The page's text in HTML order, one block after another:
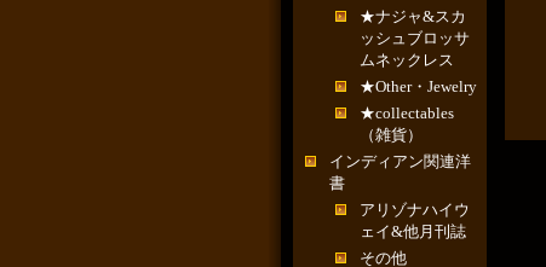
★ナジャ&スカ
ッシュブロッサ
ムネックレス
★Other・Jewelry
★collectables
（雑貨）
インディアン関連洋
書
アリゾナハイウ
ェイ&他月刊誌
その他